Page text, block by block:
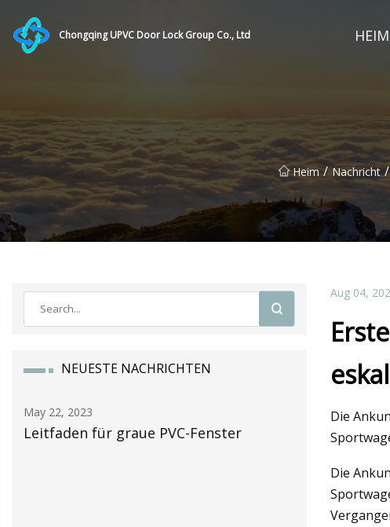
Chongqing UPVC Door Lock Group Co., Ltd HEIM
Heim / Nachricht /
NEUESTE NACHRICHTEN
Fenster
Der Markt für Terrassentüren soll
erreichen, bei einer jährlichen
Wachstumsrate von 4,6 %: Allied
Aug 04,
Die
Die